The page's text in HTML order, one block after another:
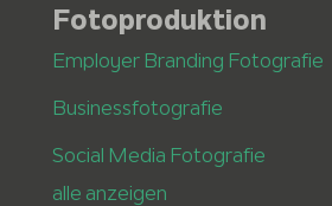
Fotoproduktion
Employer Branding Fotografie
Businessfotografie
Social Media Fotografie
alle anzeigen